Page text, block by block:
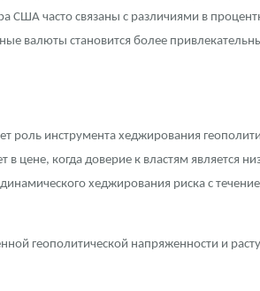
США часто связаны с различиями в
валюты становится более
роль инструмента хеджирования
в цене, когда доверие к властям является
хеджирования риска с
геополитической напряженности и